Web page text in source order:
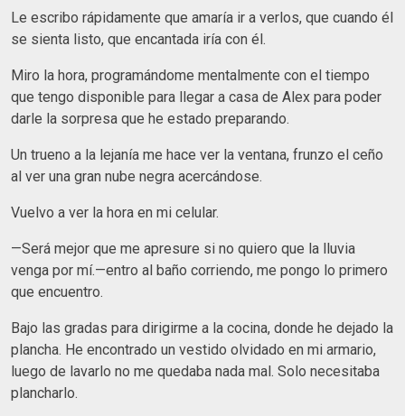
Le escribo rápidamente que amaría ir a verlos, que cuando él
se sienta listo, que encantada iría con él.
Miro la hora, programándome mentalmente con el tiempo
que tengo disponible para llegar a casa de Alex para poder
darle la sorpresa que he estado preparando.
Un trueno a la lejanía me hace ver la ventana, frunzo el ceño
al ver una gran nube negra acercándose.
Vuelvo a ver la hora en mi celular.
—Será mejor que me apresure si no quiero que la lluvia
venga por mí.—entro al baño corriendo, me pongo lo primero
que encuentro.
Bajo las gradas para dirigirme a la cocina, donde he dejado la
plancha. He encontrado un vestido olvidado en mi armario,
luego de lavarlo no me quedaba nada mal. Solo necesitaba
plancharlo.